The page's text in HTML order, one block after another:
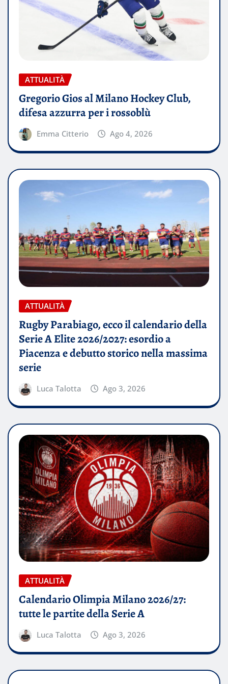
ATTUALITÀ
Gregorio Gios al Milano Hockey Club,
difesa azzurra per i rossoblù
Emma Citterio Ago 4, 2026
ATTUALITÀ
Rugby Parabiago, ecco il calendario della
Serie A Elite 2026/2027: esordio a
Piacenza e debutto storico nella massima
serie
Luca Talotta Ago 3, 2026
ATTUALITÀ
Calendario Olimpia Milano 2026/27:
tutte le partite della Serie A
Luca Talotta Ago 3, 2026